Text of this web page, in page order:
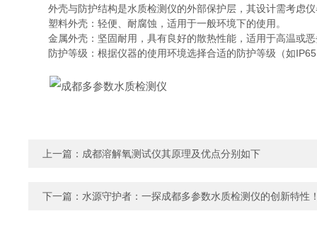
外壳与防护结构是水质检测仪的外部保护层，其设计需考虑仪
塑料外壳：轻便、耐腐蚀，适用于一般环境下的使用。
金属外壳：坚固耐用，具有良好的散热性能，适用于高温或恶
防护等级：根据仪器的使用环境选择合适的防护等级（如
上一篇： 成都溶解氧测试仪其原理及优点分别如下
下一篇： 水源守护者：一探成都多参数水质检测仪的创新特性